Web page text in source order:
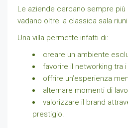
Le aziende cercano sempre
vadano oltre la classica sala
Una villa permette infatti di:
creare un ambiente
favorire il networking tra
offrire un’esperienza
alternare momenti di
valorizzare il brand
prestigio.